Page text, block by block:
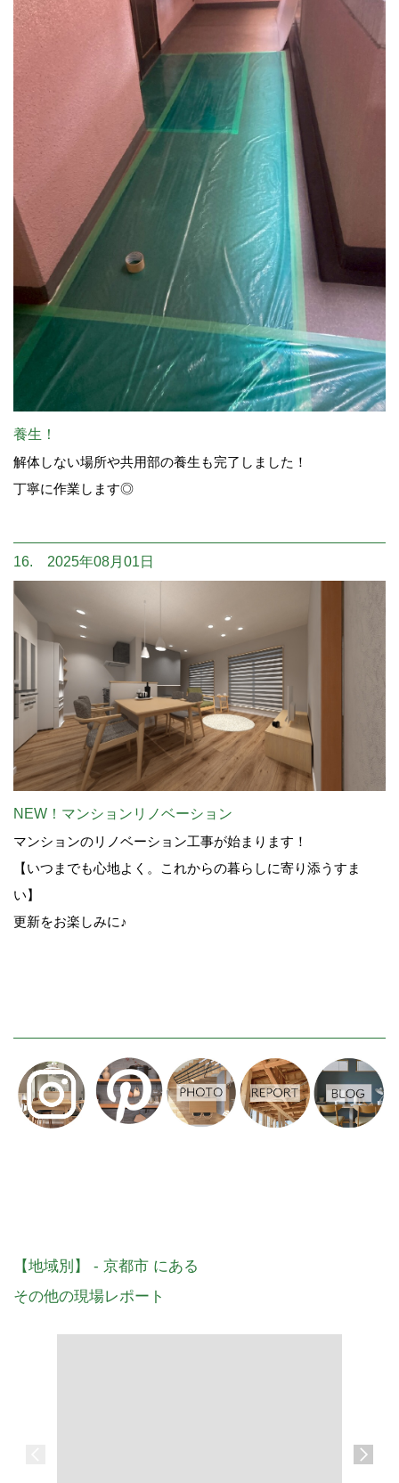
養生！
解体しない場所や共用部の養生も完了しました！
丁寧に作業します◎
16. 2025年08月01日
NEW！マンションリノベーション
マンションのリノベーション工事が始まります！
【いつまでも心地よく。これからの暮らしに寄り添うすま
い】
更新をお楽しみに♪
【地域別】 - 京都市 にある
その他の現場レポート